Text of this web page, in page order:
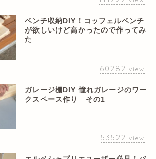
ベンチ収納DIY！コッフェルベンチ
が欲しいけど高かったので作ってみ
た
60282 view
ガレージ棚DIY 憧れガレージのワー
クスペース作り その1
53522 view